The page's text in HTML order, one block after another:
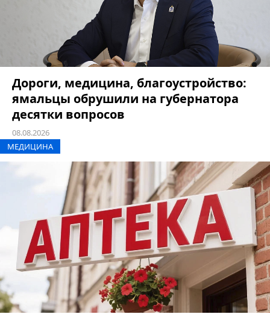
Дороги, медицина, благоустройство:
ямальцы обрушили на губернатора
десятки вопросов
08.08.2026
МЕДИЦИНА